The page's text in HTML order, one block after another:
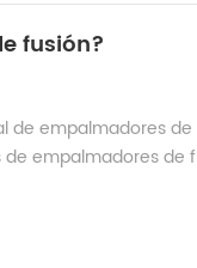
fusión?
de empalmadores
empalmadores de